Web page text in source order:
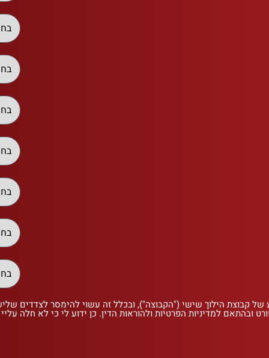
של קבוצת הילוך שישי ("הקבוצה"), ובכלל זה עשוי להימסר לצדדים
ובהתאם למדיניות הפרטיות ולהוראות הדין. כן ידוע לי כי לא חלה